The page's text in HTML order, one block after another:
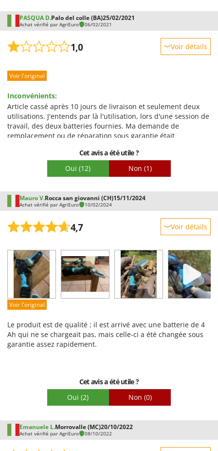
garantie de deux mois. Il est donc plus que suspect qu'il y ait
eu une conception délibérée visant à limiter la durée de vie
des batteries. Vu le prix élevé de l'appareil, cette pratique est
d'autant plus regrettable, même deux ans après l'achat. Autre
point critique : la solidité du carter en plastique qui protège
piètre qualité et il aurait pu être plus épais, car il se fissure
facilement.
PASQUA D.Palo del colle (BA)25/02/2021
Achat vérifié par AgriEuro 06/02/2021
1,0 Voir détails
Prestations
Qualité / Prix
Facilité de montage
Emballage
Voir l'original
Inconvénients:
Article cassé après 10 jours de livraison et seulement deux
utilisations. J'entends par là l'utilisation, lors d'une session de
travail, des deux batteries fournies. Ma demande de
remplacement ou de réparation sous garantie était
ma part, je n'y ai toujours pas donné suite de la part
Cet avis a été utile ?
Oui (12) Non (1)
Mauro V.Rocca san giovanni (CH)15/11/2024
Achat vérifié par AgriEuro 10/02/2024
4,7 Voir détails
Prestations
Facilité d'utilisation
Qualité / Prix
Facilité de montage
Voir l'original
Le produit est de qualité ; il est arrivé avec une batterie de 4
Ah qui ne se chargeait pas, mais celle-ci a été changée sous
garantie assez rapidement.
Cet avis a été utile ?
Oui (2) Non (0)
Emanuele L.Morrovalle (MC)20/10/2022
Achat vérifié par AgriEuro 08/10/2022